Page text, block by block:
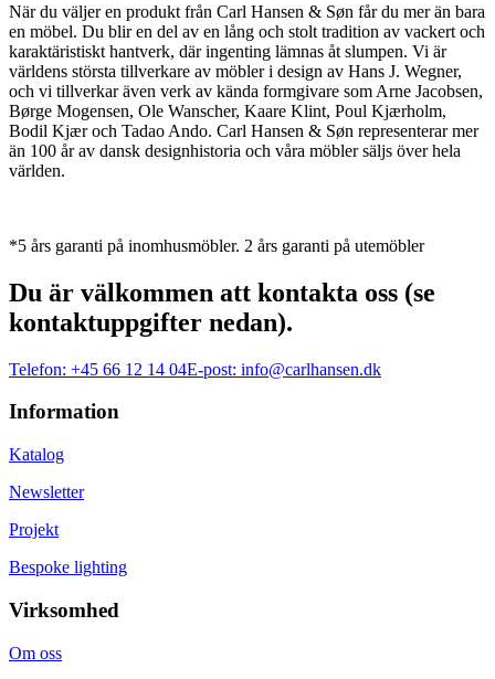
När du väljer en produkt från Carl Hansen & Søn får du mer än bara
en möbel. Du blir en del av en lång och stolt tradition av vackert och
karaktäristiskt hantverk, där ingenting lämnas åt slumpen. Vi är
världens största tillverkare av möbler i design av Hans J. Wegner,
och vi tillverkar även verk av kända formgivare som Arne Jacobsen,
Børge Mogensen, Ole Wanscher, Kaare Klint, Poul Kjærholm,
Bodil Kjær och Tadao Ando. Carl Hansen & Søn representerar mer
än 100 år av dansk designhistoria och våra möbler säljs över hela
världen.
*5 års garanti på inomhusmöbler. 2 års garanti på utemöbler
Du är välkommen att kontakta oss (se
kontaktuppgifter nedan).
Telefon: +45 66 12 14 04E-post: info@carlhansen.dk
Information
Katalog
Newsletter
Projekt
Bespoke lighting
Virksomhed
Om oss